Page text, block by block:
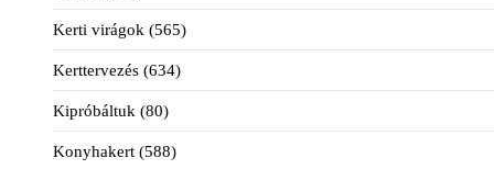
Kerti virágok (565)
Kerttervezés (634)
Kipróbáltuk (80)
Konyhakert (588)